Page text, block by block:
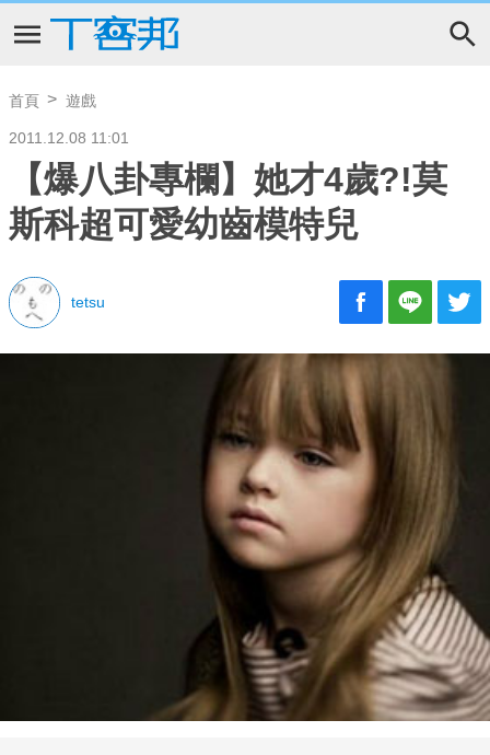
首頁 遊戲
2011.12.08 11:01
【爆八卦專欄】她才4歲?!莫
斯科超可愛幼齒模特兒
tetsu